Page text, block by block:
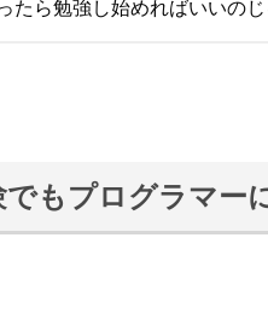
たら勉強し始めればいいのじ
でもプログラマー